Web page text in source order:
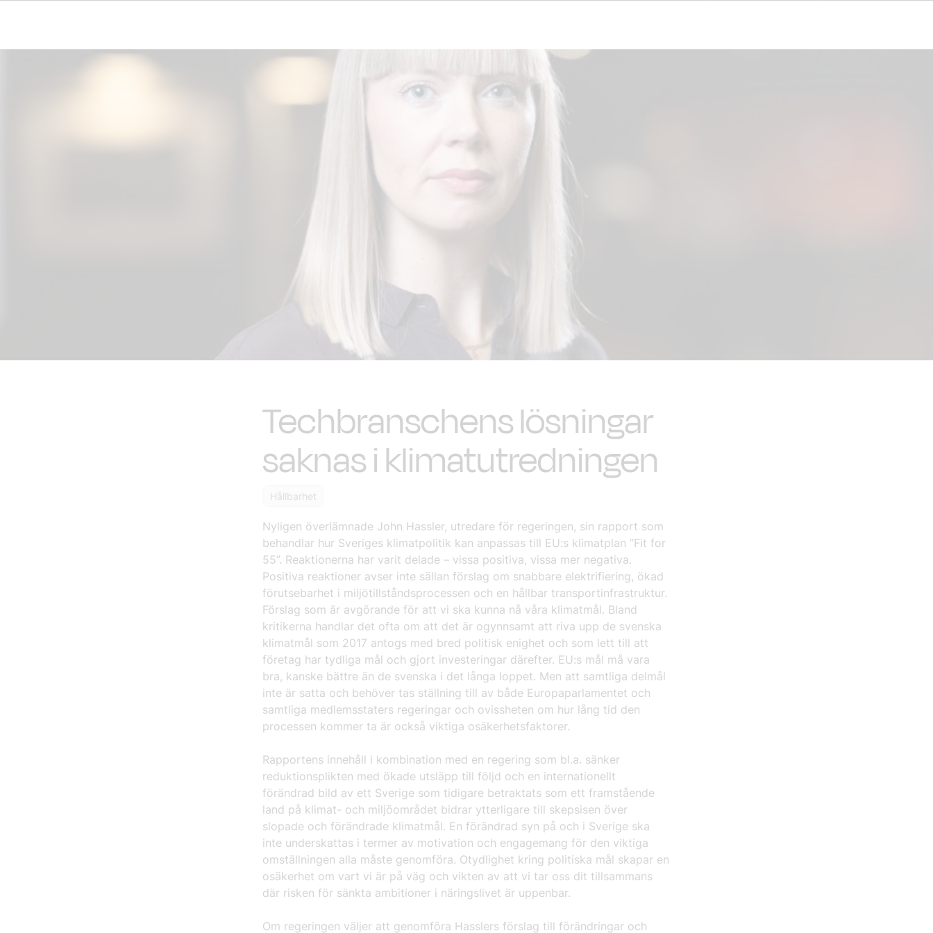
Techbranschens lösningar
saknas i klimatutredningen
Hållbarhet
Nyligen överlämnade John Hassler, utredare för regeringen, sin rapport som
behandlar hur Sveriges klimatpolitik kan anpassas till EU:s klimatplan ”Fit for
55”. Reaktionerna har varit delade – vissa positiva, vissa mer negativa.
Positiva reaktioner avser inte sällan förslag om snabbare elektrifiering, ökad
förutsebarhet i miljötillståndsprocessen och en hållbar transportinfrastruktur.
Förslag som är avgörande för att vi ska kunna nå våra klimatmål. Bland
kritikerna handlar det ofta om att det är ogynnsamt att riva upp de svenska
klimatmål som 2017 antogs med bred politisk enighet och som lett till att
företag har tydliga mål och gjort investeringar därefter. EU:s mål må vara
bra, kanske bättre än de svenska i det långa loppet. Men att samtliga delmål
inte är satta och behöver tas ställning till av både Europaparlamentet och
samtliga medlemsstaters regeringar och ovissheten om hur lång tid den
processen kommer ta är också viktiga osäkerhetsfaktorer.
Rapportens innehåll i kombination med en regering som bl.a. sänker
reduktionsplikten med ökade utsläpp till följd och en internationellt
förändrad bild av ett Sverige som tidigare betraktats som ett framstående
land på klimat- och miljöområdet bidrar ytterligare till skepsisen över
slopade och förändrade klimatmål. En förändrad syn på och i Sverige ska
inte underskattas i termer av motivation och engagemang för den viktiga
omställningen alla måste genomföra. Otydlighet kring politiska mål skapar en
osäkerhet om vart vi är på väg och vikten av att vi tar oss dit tillsammans
där risken för sänkta ambitioner i näringslivet är uppenbar.
Om regeringen väljer att genomföra Hasslers förslag till förändringar och